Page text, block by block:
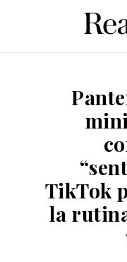
TikTok
la